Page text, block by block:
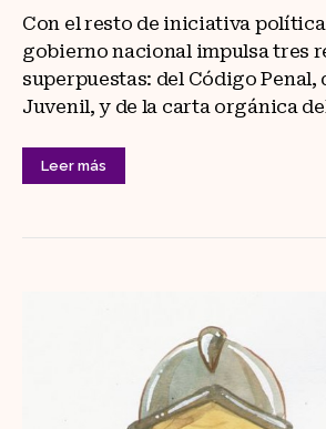
Con el resto de iniciativa política
gobierno nacional impulsa tres
superpuestas: del Código Penal,
Juvenil, y de la carta orgánica
Leer más